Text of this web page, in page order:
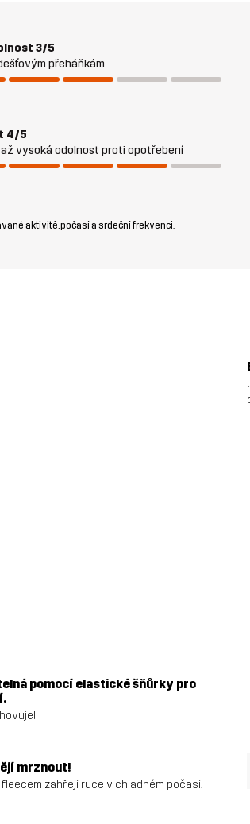
3/5
přeháňkám
4/5
až vysoká odolnost proti opotřebení
aktivitě, počasí a srdeční frekvenci.
pomocí elastické šňůrky pro
mrznout!
zahřejí ruce v chladném počasí.